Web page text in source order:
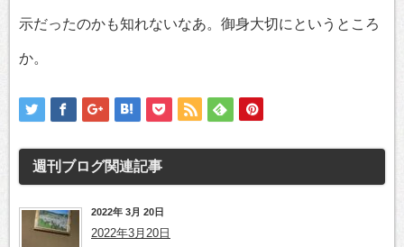
示だったのかも知れないなあ。御身大切にというところ
か。
週刊ブログ関連記事
2022年 3月 20日
2022年3月20日